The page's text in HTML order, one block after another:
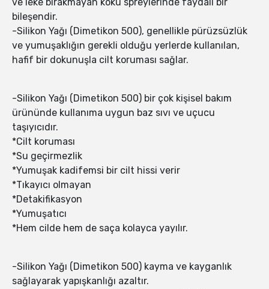
bileşendir.
-Silikon Yağı (Dimetikon 500), genellikle pürüzsüzlük
ve yumuşaklığın gerekli olduğu yerlerde kullanılan,
hafif bir dokunuşla cilt koruması sağlar.
-Silikon Yağı (Dimetikon 500) bir çok kişisel bakım
ürününde kullanıma uygun baz sıvı ve uçucu
taşıyıcıdır.
*Cilt koruması
*Su geçirmezlik
*Yumuşak kadifemsi bir cilt hissi verir
*Tıkayıcı olmayan
*Detakifikasyon
*Yumuşatıcı
*Hem cilde hem de saça kolayca yayılır.
-Silikon Yağı (Dimetikon 500) kayma ve kayganlık
sağlayarak yapışkanlığı azaltır.